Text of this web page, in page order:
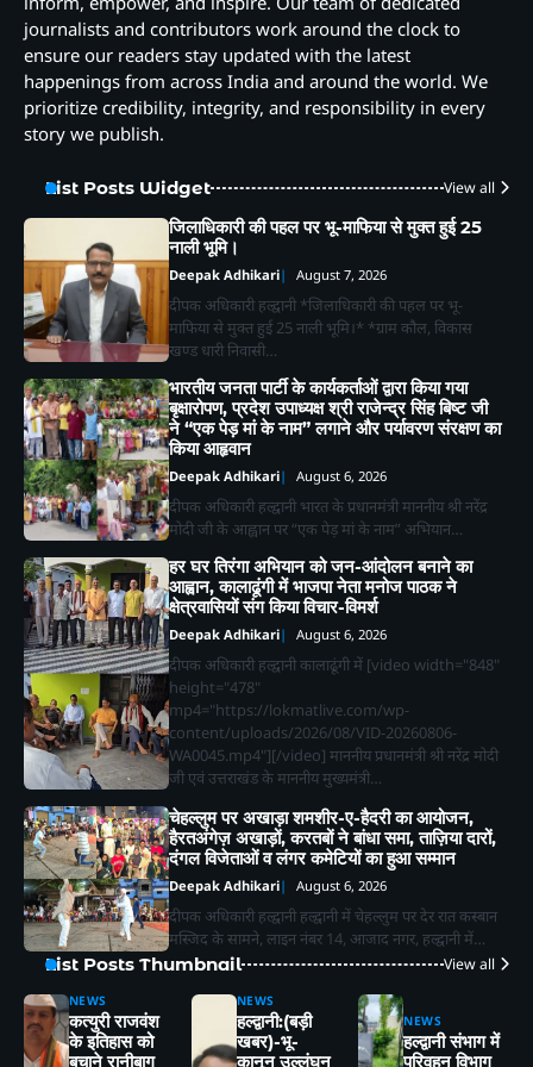
journalists and contributors work around the clock to
ensure our readers stay updated with the latest
happenings from across India and around the world. We
prioritize credibility, integrity, and responsibility in every
story we publish.
List Posts Widget View all
जिलाधिकारी की पहल पर भू-माफिया से मुक्त हुई 25
नाली भूमि।
Deepak Adhikari August 7, 2026
दीपक अधिकारी हल्द्वानी *जिलाधिकारी की पहल पर भू-
माफिया से मुक्त हुई 25 नाली भूमि।* *ग्राम कौल, विकास
खण्ड धारी निवासी…
भारतीय जनता पार्टी के कार्यकर्ताओं द्वारा किया गया
बृक्षारोपण, प्रदेश उपाध्यक्ष श्री राजेन्द्र सिंह बिष्ट जी
ने “एक पेड़ मां के नाम” लगाने और पर्यावरण संरक्षण का
किया आहृवान
Deepak Adhikari August 6, 2026
दीपक अधिकारी हल्द्वानी भारत के प्रधानमंत्री माननीय श्री नरेंद्र
मोदी जी के आह्वान पर “एक पेड़ मां के नाम” अभियान…
हर घर तिरंगा अभियान को जन-आंदोलन बनाने का
आह्वान, कालाढूंगी में भाजपा नेता मनोज पाठक ने
क्षेत्रवासियों संग किया विचार-विमर्श
Deepak Adhikari August 6, 2026
दीपक अधिकारी हल्द्वानी कालाढूंगी में [video width="848"
height="478"
mp4="https://lokmatlive.com/wp-
content/uploads/2026/08/VID-20260806-
WA0045.mp4"][/video] माननीय प्रधानमंत्री श्री नरेंद्र मोदी
जी एवं उत्तराखंड के माननीय मुख्यमंत्री…
चेहल्लुम पर अखाड़ा शमशीर-ए-हैदरी का आयोजन,
हैरतअंगेज़ अखाड़ों, करतबों ने बांधा समा, ताज़िया दारों,
दंगल विजेताओं व लंगर कमेटियों का हुआ सम्मान
Deepak Adhikari August 6, 2026
दीपक अधिकारी हल्द्वानी हल्द्वानी में चेहल्लुम पर देर रात कस्बान
मस्जिद के सामने, लाइन नंबर 14, आजाद नगर, हल्द्वानी में…
List Posts Thumbnail View all
NEWS
कत्युरी राजवंश
के इतिहास को
NEWS
हल्द्वानी:(बड़ी
खबर)-भू-
NEWS
हल्द्वानी संभाग में
2